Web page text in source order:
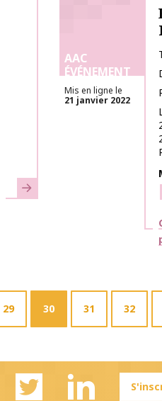
En savoir plus
AAC
ÉVÉNEMENT
Mis en ligne le
21 janvier 2022
29 30 31 32